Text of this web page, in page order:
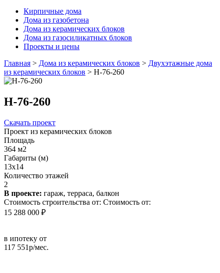
Кирпичные дома
Дома из газобетона
Дома из керамических блоков
Дома из газосиликатных блоков
Проекты и цены
Главная > Дома из керамических блоков > Двухэтажные дома
из керамических блоков > Н-76-260
Н-76-260
Скачать проект
Проект из керамических блоков
Площадь
364 м2
Габариты (м)
13x14
Количество этажей
2
В проекте: гараж, терраса, балкон
Стоимость строительства от: Стоимость от:
15 288 000 ₽
в ипотеку от
117 551р/мес.